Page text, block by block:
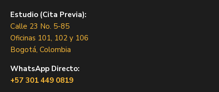
Estudio (Cita Previa):
Calle 23 No. 5-85
Oficinas 101, 102 y 106
Bogotá, Colombia
WhatsApp Directo:
+57 301 449 0819